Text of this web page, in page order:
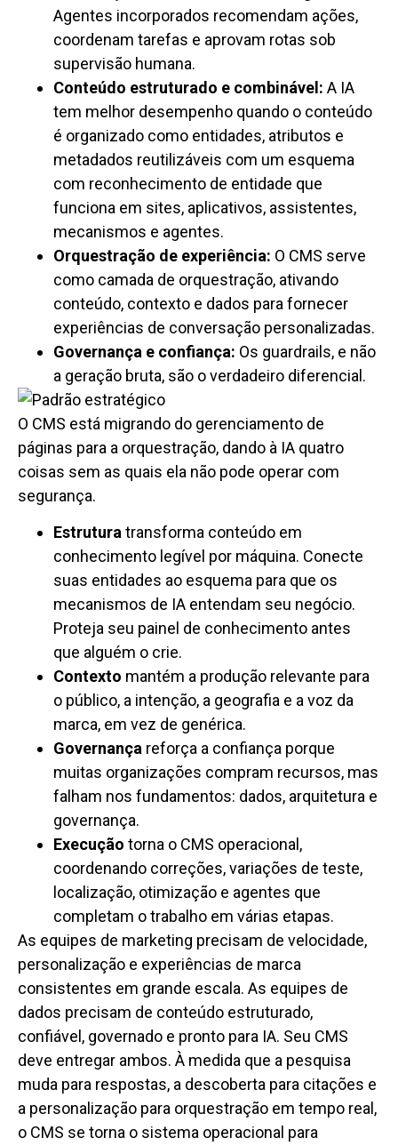
Agentes incorporados recomendam ações,
coordenam tarefas e aprovam rotas sob
supervisão humana.
Conteúdo estruturado e combinável: A IA
tem melhor desempenho quando o conteúdo
é organizado como entidades, atributos e
metadados reutilizáveis ​​com um esquema
com reconhecimento de entidade que
funciona em sites, aplicativos, assistentes,
mecanismos e agentes.
Orquestração de experiência: O CMS serve
como camada de orquestração, ativando
conteúdo, contexto e dados para fornecer
experiências de conversação personalizadas.
Governança e confiança: Os guardrails, e não
a geração bruta, são o verdadeiro diferencial.
O CMS está migrando do gerenciamento de
páginas para a orquestração, dando à IA quatro
coisas sem as quais ela não pode operar com
segurança.
Estruturatransforma conteúdo em
conhecimento legível por máquina. Conecte
suas entidades ao esquema para que os
mecanismos de IA entendam seu negócio.
Proteja seu painel de conhecimento antes
que alguém o crie.
Contexto mantém a produção relevante para
o público, a intenção, a geografia e a voz da
marca, em vez de genérica.
Governança reforça a confiança porque
muitas organizações compram recursos, mas
falham nos fundamentos: dados, arquitetura e
governança.
Execução torna o CMS operacional,
coordenando correções, variações de teste,
localização, otimização e agentes que
completam o trabalho em várias etapas.
As equipes de marketing precisam de velocidade,
personalização e experiências de marca
consistentes em grande escala. As equipes de
dados precisam de conteúdo estruturado,
confiável, governado e pronto para IA. Seu CMS
deve entregar ambos. À medida que a pesquisa
muda para respostas, a descoberta para citações e
a personalização para orquestração em tempo real,
o CMS se torna o sistema operacional para